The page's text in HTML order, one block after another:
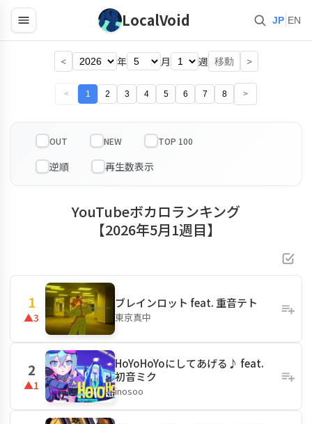
LocalVoid JP EN
< 年 月 週 移動 >
< 1 2 3 4 5 6 7 8 >
OUT NEW TOP 100
YouTubeボカロランキング
【2026年5月1週目】
1
▲3
ブレインロット feat. 重音テト
東京真中
2
▲1
HoYoHoYoにしてあげる♪ feat.
初音ミク
inosoo